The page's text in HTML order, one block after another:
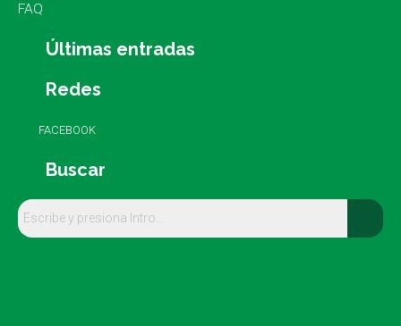
FAQ
Últimas entradas
Redes
FACEBOOK
Buscar